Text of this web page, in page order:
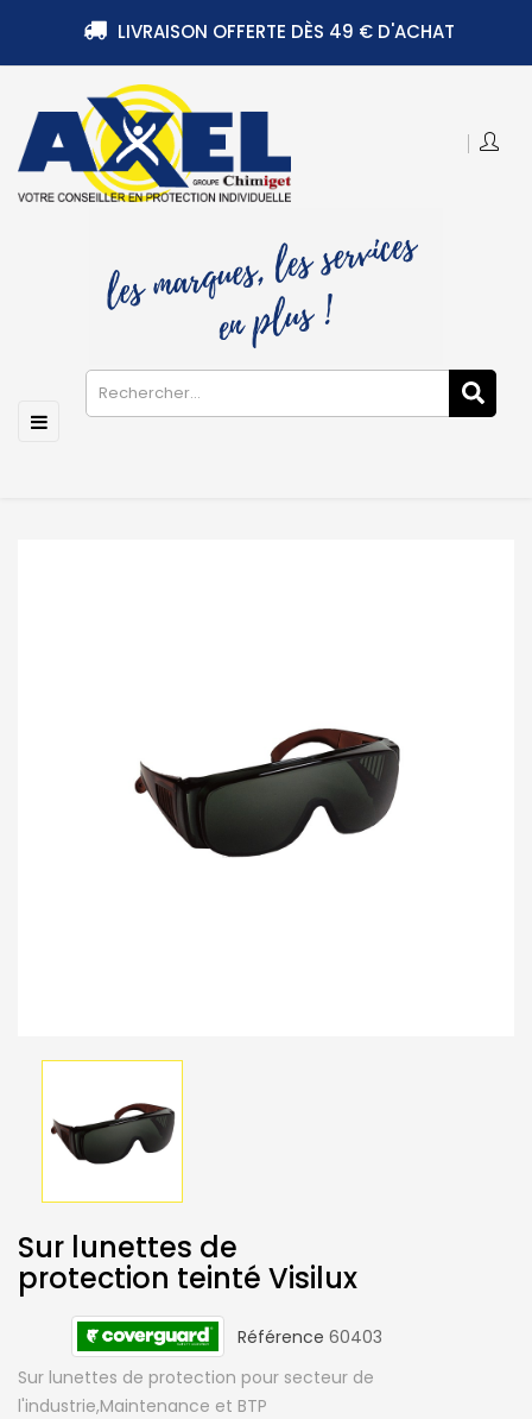
LIVRAISON OFFERTE DÈS 49 € D'ACHAT
Basculer
☰
Sur lunettes de
protection teinté Visilux
Référence 60403
Sur lunettes de protection pour secteur de
l'industrie,Maintenance et BTP